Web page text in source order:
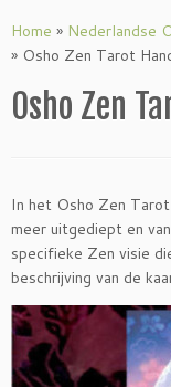
naar
inhoud
Home » Nederlandse
» Osho Zen Tarot
Osho Zen
In het Osho Zen
meer uitgediept en
specifieke Zen visie
beschrijving van de